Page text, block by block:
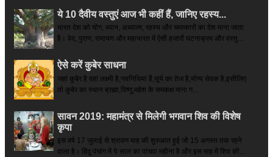
ये 10 दैवीय वस्तुएं आज भी कहीं हैं, जानिए रहस्य...
भारत देश को योग, ध्यान, अध्यात्म, रहस्य और चमत्कारों का देश माना जाता
है। वेद, पुराण, रामायण और महाभारत में ऐसी हजारों घटनाक्रम और वस्तु...
ऐसे करें कुबेर साधना
जहां कुबेर है­ वहां लक्ष्मी है,नवनिधियां हैं,सूर्य का तेज है,योग्य सेवक है,इसीलिए
तो कुबेर का स्थान ब्रह्मा,विष्णु,महेश के समकक्ष माना ग...
सावन 2019: महामंत्र से मिलेगी भगवान शिव की विशेष
कृपा
इस वर्ष 17 जुलाई से श्रावण माह की शुरुआत हुई जो 15 अगस्त तक रहने
वाला है। हिंदू पंचांग में ये साल का पांचवा महीना है और इस माह में शिव की...